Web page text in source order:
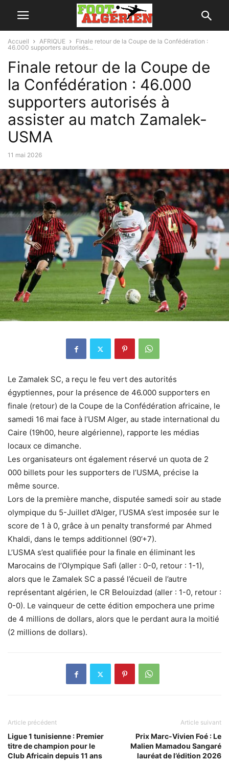
Accueil AFRIQUE
Finale retour de la Coupe de la Confédération :
46.000 supporters autorisés...
Finale retour de la Coupe de
la Confédération : 46.000
supporters autorisés à
assister au match Zamalek-
USMA
11 mai 2026
Le Zamalek SC, a reçu le feu vert des autorités
égyptiennes, pour la présence de 46.000 supporters en
finale (retour) de la Coupe de la Confédération africaine, le
samedi 16 mai face à l’USM Alger, au stade international du
Caire (19h00, heure algérienne), rapporte les médias
locaux ce dimanche.
Les organisateurs ont également réservé un quota de 2
000 billets pour les supporters de l’USMA, précise la
même source.
Lors de la première manche, disputée samedi soir au stade
olympique du 5-Juillet d’Alger, l’USMA s’est imposée sur le
score de 1 à 0, grâce à un penalty transformé par Ahmed
Khaldi, dans le temps additionnel (90’+7).
L’USMA s’est qualifiée pour la finale en éliminant les
Marocains de l’Olympique Safi (aller : 0-0, retour : 1-1),
alors que le Zamalek SC a passé l’écueil de l’autre
représentant algérien, le CR Belouizdad (aller : 1-0, retour :
0-0). Le vainqueur de cette édition empochera une prime
de 4 millions de dollars, alors que le perdant aura la moitié
(2 millions de dollars).
Article précédent
Ligue 1 tunisienne : Premier
titre de champion pour le
Club Africain depuis 11 ans
Article suivant
Prix Marc-Vivien Foé : Le
Malien Mamadou Sangaré
lauréat de l’édition 2026